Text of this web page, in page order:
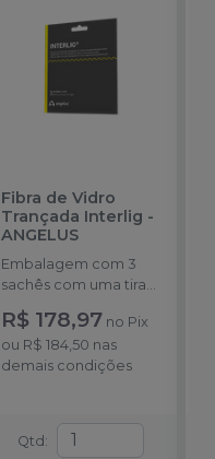
Fibra de Vidro
Trançada Interlig -
ANGELUS
Embalagem com 3
sachês com uma tira
de fibra trançada de
8,5 cm cada
R$ 178,97 no Pix
ou R$ 184,50 nas
demais condições
Qtd :